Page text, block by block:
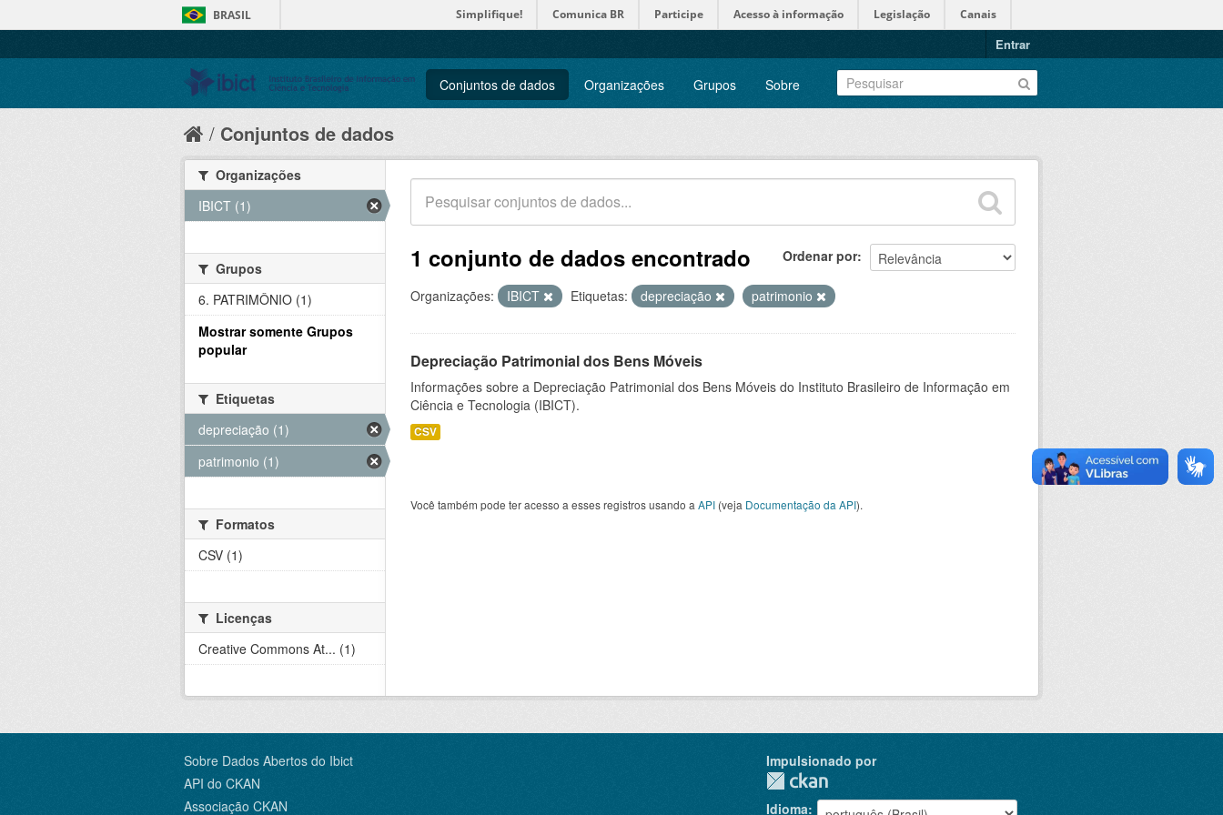
BRASIL Simplifique! Comunica BR Participe Acesso à informação Legislação Canais
Entrar
Conjuntos de dados Organizações Grupos Sobre
Conjuntos de dados
Ordenar por
1 conjunto de dados encontrado
Organizações: IBICT Etiquetas: depreciação patrimonio
Depreciação Patrimonial dos Bens Móveis
Informações sobre a Depreciação Patrimonial dos Bens Móveis do Instituto Brasileiro de Informação em
Ciência e Tecnologia (IBICT).
CSV
Você também pode ter acesso a esses registros usando a API (veja Documentação da API).
Organizações
IBICT (1)
Grupos
6. PATRIMÔNIO (1)
Mostrar somente Grupos
popular
Etiquetas
depreciação (1)
patrimonio (1)
Formatos
CSV (1)
Licenças
Creative Commons At... (1)
Sobre Dados Abertos do Ibict
API do CKAN
Associação CKAN
Impulsionado por
Idioma